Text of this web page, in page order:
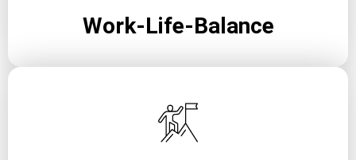
Work-Life-Balance